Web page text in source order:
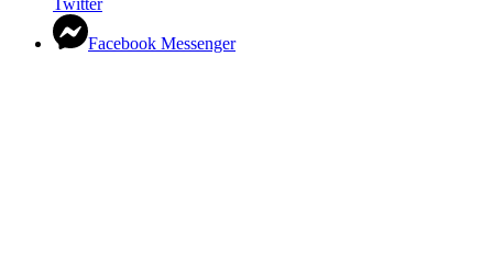
Facebook Messenger